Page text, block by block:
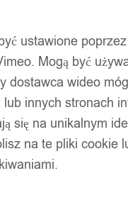
ustawione
Mogą być
dostawca wideo
innych stronach
się na unikalnym
na te pliki cookie